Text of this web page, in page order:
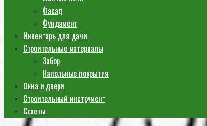
Фасад
Фундамент
Инвентарь для дачи
Строительные материалы
Забор
Напольные покрытия
Окна и двери
Строительный инструмент
Советы